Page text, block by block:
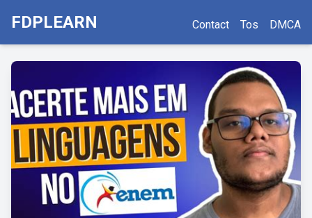
FDPLEARN Contact Tos DMCA